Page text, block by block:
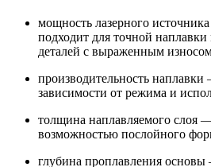
мощность лазерного
подходит для точной наплавки
деталей с выраженным
производительность наплавки
зависимости от режима и
толщина наплавляемого слоя
возможностью послойного
глубина проплавления